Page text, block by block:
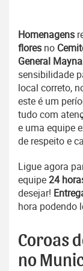
Homenagens
flores no
General
sensibilidade
local correto,
este é um
tudo com
e uma equipe
de respeito e
Ligue agora
equipe24
desejar!
hora podendo
Coroas
no